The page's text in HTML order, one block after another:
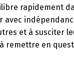
rapidement
avec
et à susciter
remettre en